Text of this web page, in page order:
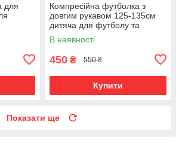
для
Компресійна футболка з
довгим рукавом 125-135см
дитяча для футболу та
активного спорту, чорна
В наявності
450 ₴ 550 ₴
Купити
Показати ще